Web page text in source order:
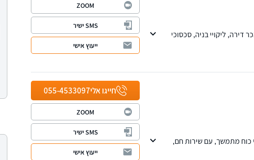
ליקויי בניה, סכסוכי
ZOOM
SMS ישיר
ייעוץ אישי
כוח מתמשך, עם שירות חם,
חייגו אלי055-4533097
ZOOM
SMS ישיר
ייעוץ אישי